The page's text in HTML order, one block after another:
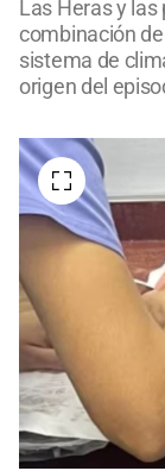
Las Heras y
combinación
sistema de
origen del